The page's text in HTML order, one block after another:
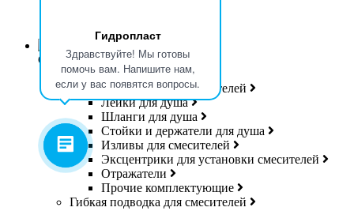
Гидропласт
Здравствуйте! Мы готовы
помочь вам. Напишите нам,
если у вас появятся вопросы.
Гибкая подводка для газа
Смесители
Смесители
Комплектующие для смесителей
Лейки для душа
Шланги для душа
Стойки и держатели для душа
Изливы для смесителей
Эксцентрики для установки смесителей
Отражатели
Прочие комплектующие
Гибкая подводка для смесителей